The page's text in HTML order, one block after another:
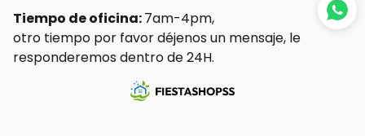
Tiempo de oficina:7am-4pm,
otro tiempo por favor déjenos un mensaje, le
responderemos dentro de 24H.